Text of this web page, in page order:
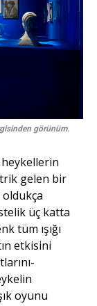
görünüm.
gelen bir
oldukça
üç katta
tüm ışığı
etkisini
oyunu